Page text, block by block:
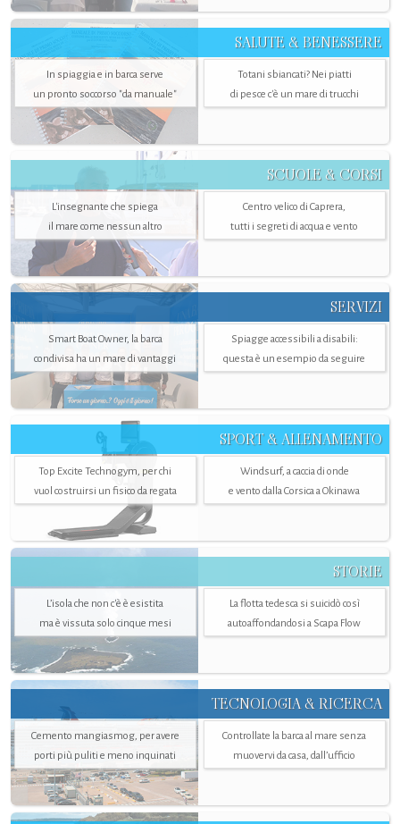
SALUTE & BENESSERE
In spiaggia e in barca serve
un pronto soccorso "da manuale"
Totani sbiancati? Nei piatti
di pesce c'è un mare di trucchi
SCUOLE & CORSI
L'insegnante che spiega
il mare come nessun altro
Centro velico di Caprera,
tutti i segreti di acqua e vento
SERVIZI
Smart Boat Owner, la barca
condivisa ha un mare di vantaggi
Spiagge accessibili a disabili:
questa è un esempio da seguire
SPORT & ALLENAMENTO
Top Excite Technogym, per chi
vuol costruirsi un fisico da regata
Windsurf, a caccia di onde
e vento dalla Corsica a Okinawa
STORIE
L’isola che non c'è è esistita
ma è vissuta solo cinque mesi
La flotta tedesca si suicidò così
autoaffondandosi a Scapa Flow
TECNOLOGIA & RICERCA
Cemento mangiasmog, per avere
porti più puliti e meno inquinati
Controllate la barca al mare senza
muovervi da casa, dall’ufficio